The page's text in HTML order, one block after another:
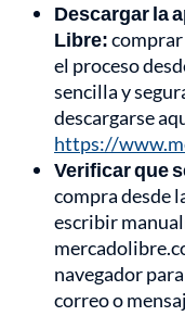
Descargar la
Libre:
el proceso
sencilla y
descargarse
https://
Verificar que
compra desde
escribir
navegador
correo o